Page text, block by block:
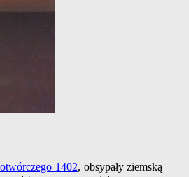
1402, obsypały ziemską